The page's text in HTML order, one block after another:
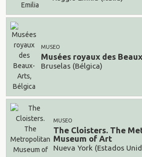
MUSEO
Musées royaux des
Bruselas (Bélgica)
MUSEO
The Cloisters. The
Museum of Art
Nueva York (Estados